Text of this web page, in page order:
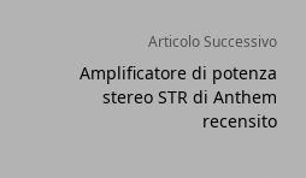
Articolo Successivo
Amplificatore di potenza
stereo STR di Anthem
recensito